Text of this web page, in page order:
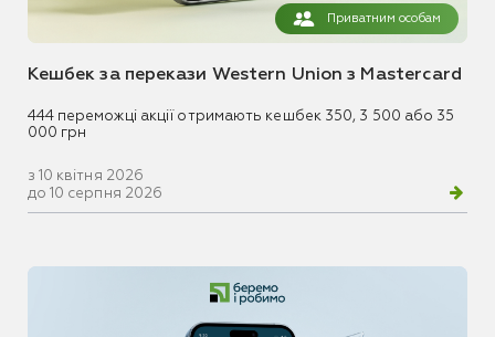
Приватним особам
Кешбек за перекази Western Union з Mastercard
444 переможці акції отримають кешбек 350, 3 500 або 35
000 грн
з 10 квітня 2026
до 10 серпня 2026